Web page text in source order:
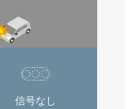
信号なし